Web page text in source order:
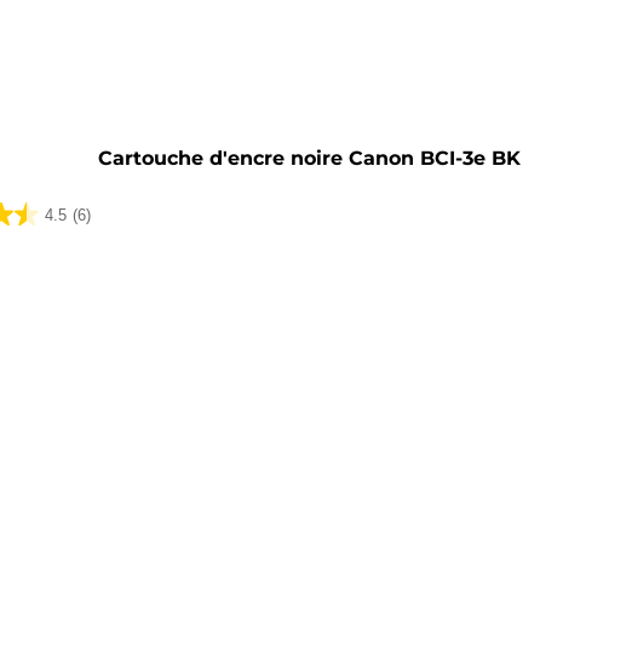
Cartouche d'encre noire Canon BCI-3e BK
4.5 (6)